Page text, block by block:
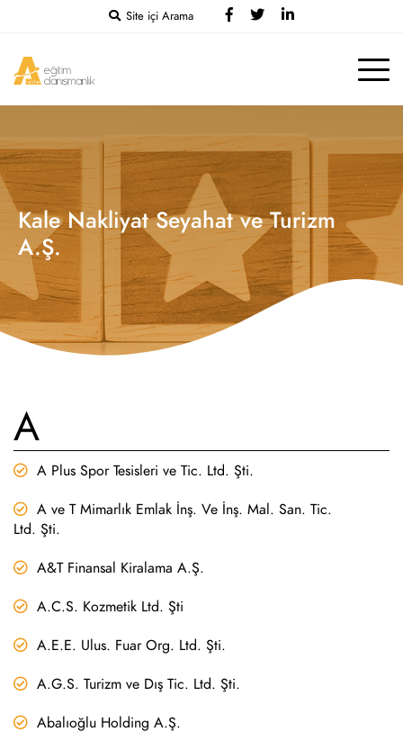
Site içi Arama
Kale Nakliyat Seyahat ve Turizm
A.Ş.
A
A Plus Spor Tesisleri ve Tic. Ltd. Şti.
A ve T Mimarlık Emlak İnş. Ve İnş. Mal. San. Tic.
Ltd. Şti.
A&T Finansal Kiralama A.Ş.
A.C.S. Kozmetik Ltd. Şti
A.E.E. Ulus. Fuar Org. Ltd. Şti.
A.G.S. Turizm ve Dış Tic. Ltd. Şti.
Abalıoğlu Holding A.Ş.